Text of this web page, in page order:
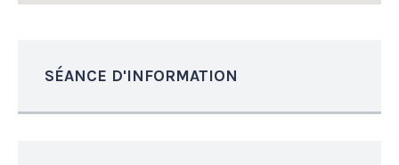
SÉANCE D'INFORMATION